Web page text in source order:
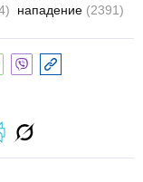
нападение (2391)